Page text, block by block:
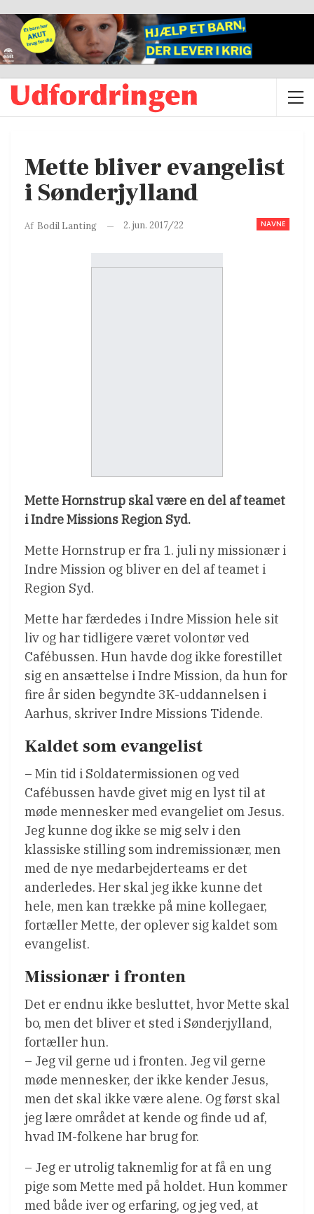
Mette bliver evangelist
i Sønderjylland
NAVNE
Af Bodil Lanting 2. jun. 2017/22
Mette Hornstrup skal være en del af teamet
i Indre Missions Region Syd.
Mette Hornstrup er fra 1. juli ny missionær i
Indre Mission og bliver en del af teamet i
Region Syd.
Mette har færdedes i Indre Mission hele sit
liv og har tidligere været volontør ved
Cafébussen. Hun havde dog ikke forestillet
sig en ansættelse i Indre Mission, da hun for
fire år siden begyndte 3K-uddannelsen i
Aarhus, skriver Indre Missions Tidende.
Kaldet som evangelist
– Min tid i Soldatermissionen og ved
Cafébussen havde givet mig en lyst til at
møde mennesker med evangeliet om Jesus.
Jeg kunne dog ikke se mig selv i den
klassiske stilling som indremissionær, men
med de nye medarbejderteams er det
anderledes. Her skal jeg ikke kunne det
hele, men kan trække på mine kollegaer,
fortæller Mette, der oplever sig kaldet som
evangelist.
Missionær i fronten
Det er endnu ikke besluttet, hvor Mette skal
bo, men det bliver et sted i Sønderjylland,
fortæller hun.
– Jeg vil gerne ud i fronten. Jeg vil gerne
møde mennesker, der ikke kender Jesus,
men det skal ikke være alene. Og først skal
jeg lære området at kende og finde ud af,
hvad IM-folkene har brug for.
– Jeg er utrolig taknemlig for at få en ung
pige som Mette med på holdet. Hun kommer
med både iver og erfaring, og jeg ved, at